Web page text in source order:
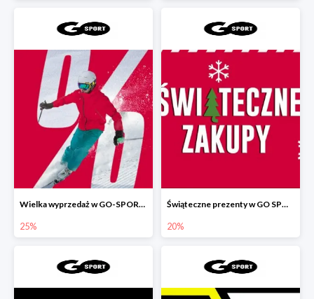
Wielka wyprzedaż w GO-SPORT do -25%
25%
Świąteczne prezenty w GO SPORT do -20%
20%